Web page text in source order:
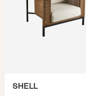
storlek som är
SHELL